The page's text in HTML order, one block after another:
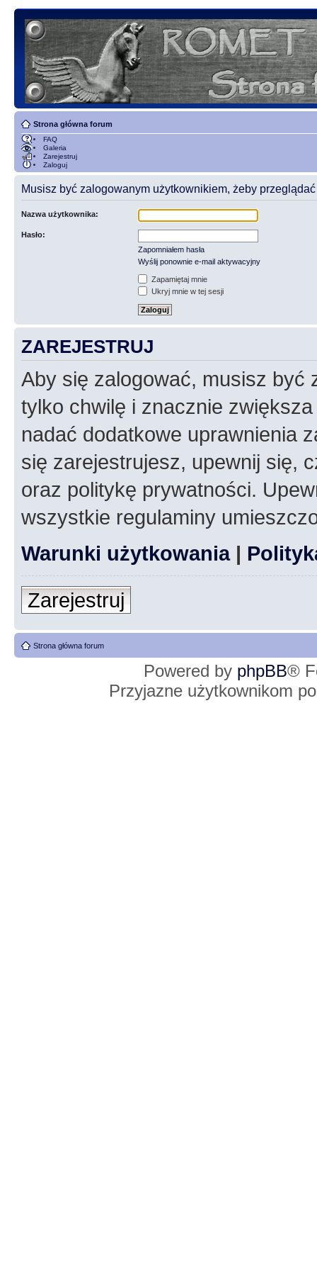
Strona główna forum
FAQ
Galeria
Zarejestruj
Zaloguj
Musisz być zalogowanym użytkownikiem, żeby przeglądać
Nazwa użytkownika:
Hasło:
Zapomniałem hasła
Wyślij ponownie e-mail aktywacyjny
Zapamiętaj mnie
Ukryj mnie w tej sesji
ZAREJESTRUJ
Aby się zalogować, musisz być
tylko chwilę i znacznie
nadać dodatkowe uprawnienia
się zarejestrujesz, upewnij się,
oraz politykę prywatności.
wszystkie regulaminy
Warunki użytkowania|
Zarejestruj
Strona główna forum
Powered by phpBB®
Przyjazne użytkownikom